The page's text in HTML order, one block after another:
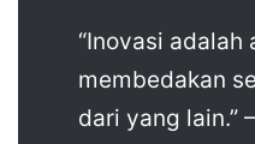
“Inovasi adalah
membedakan
dari yang lain.”